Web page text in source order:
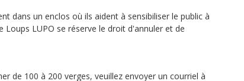
dans un enclos où ils aident à sensibiliser le public à
LUPO se réserve le droit d'annuler et de
de 100 à 200 verges, veuillez envoyer un courriel à